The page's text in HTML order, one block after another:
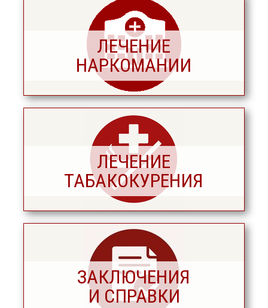
ЛЕЧЕНИЕ
НАРКОМАНИИ
ЛЕЧЕНИЕ
ТАБАКОКУРЕНИЯ
ЗАКЛЮЧЕНИЯ
И СПРАВКИ